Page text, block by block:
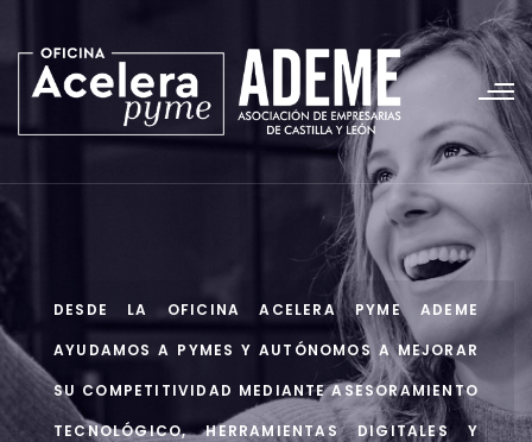
DESDE LA OFICINA ACELERA PYME ADEME
AYUDAMOS A PYMES Y AUTÓNOMOS A MEJORAR
SU COMPETITIVIDAD MEDIANTE ASESORAMIENTO
TECNOLÓGICO, HERRAMIENTAS DIGITALES Y